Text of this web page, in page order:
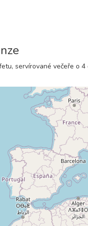
servírované večeře o